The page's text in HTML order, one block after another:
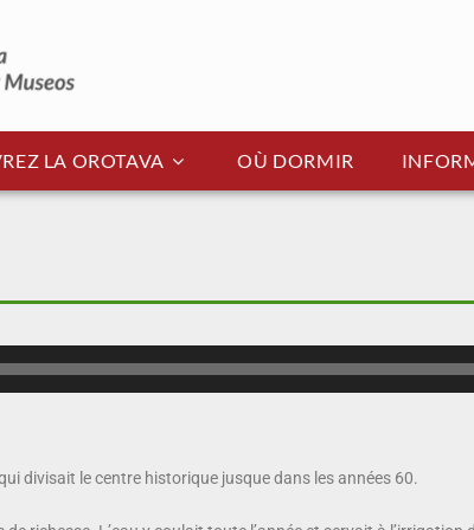
LA OROTAVA OÙ DORMIR
divisait le centre historique jusque dans les années 60.